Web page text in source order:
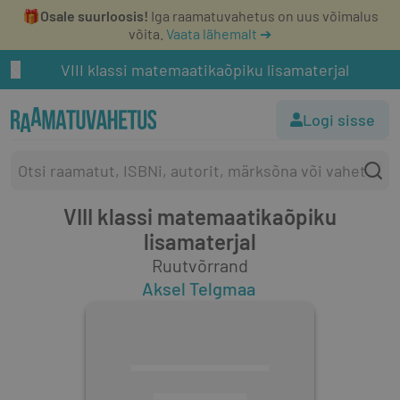
🎁Osale suurloosis! Iga raamatuvahetus on uus võimalus
võita. Vaata lähemalt ➔
VIII klassi matemaatikaõpiku lisamaterjal
Logi sisse
VIII klassi matemaatikaõpiku
lisamaterjal
Ruutvõrrand
Aksel Telgmaa